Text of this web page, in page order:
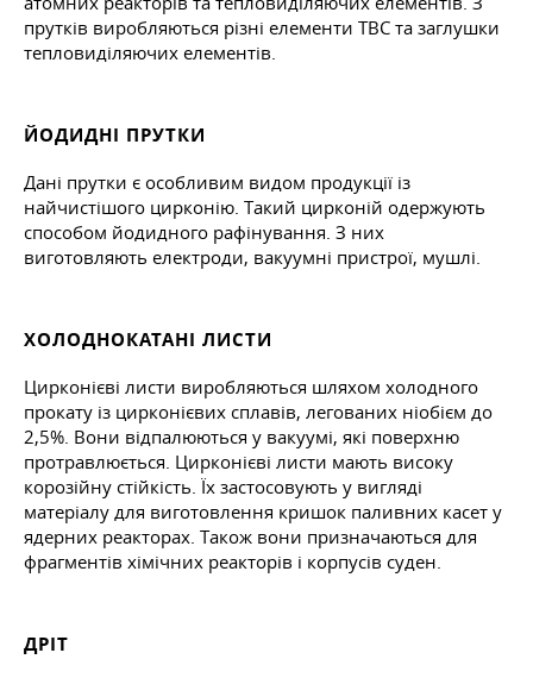
прутків виробляються різні елементи ТВС та заглушки
тепловиділяючих елементів.
ЙОДИДНІ ПРУТКИ
Дані прутки є особливим видом продукції із
найчистішого цирконію. Такий цирконій одержують
способом йодидного рафінування. З них
виготовляють електроди, вакуумні пристрої, мушлі.
ХОЛОДНОКАТАНІ ЛИСТИ
Цирконієві листи виробляються шляхом холодного
прокату із цирконієвих сплавів, легованих ніобієм до
2,5%. Вони відпалюються у вакуумі, які поверхню
протравлюється. Цирконієві листи мають високу
корозійну стійкість. Їх застосовують у вигляді
матеріалу для виготовлення кришок паливних касет у
ядерних реакторах. Також вони призначаються для
фрагментів хімічних реакторів і корпусів суден.
ДРІТ